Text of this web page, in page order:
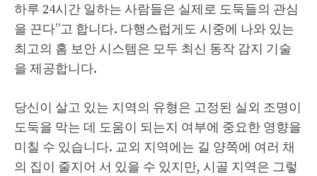
하루 24시간 일하는 사람들은 실제로 도둑들의 관심
을 끈다”고 합니다. 다행스럽게도 시중에 나와 있는
최고의 홈 보안 시스템은 모두 최신 동작 감지 기술
을 제공합니다.
당신이 살고 있는 지역의 유형은 고정된 실외 조명이
도둑을 막는 데 도움이 되는지 여부에 중요한 영향을
미칠 수 있습니다. 교외 지역에는 길 양쪽에 여러 채
의 집이 줄지어 서 있을 수 있지만, 시골 지역은 그렇